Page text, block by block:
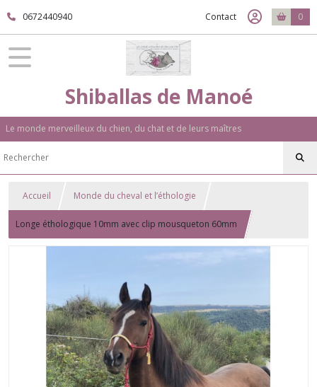
0672440940 Contact 0
Shiballas de Manoé
Le monde merveilleux du chien, du chat et de leurs maîtres
Accueil Monde du cheval et l’éthologie
Longe éthologique 10mm avec clip mousqueton 60mm